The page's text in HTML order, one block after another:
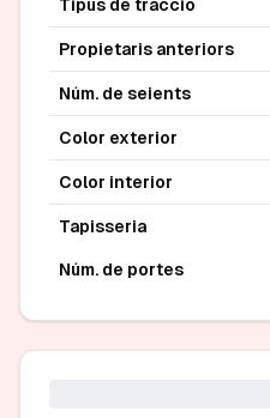
Tipus de tracció
Propietaris anteriors
Núm. de seients
Color exterior
Color interior
Tapisseria
Núm. de portes